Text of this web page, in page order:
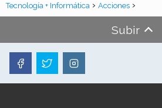
Tecnología + Informática Acciones
Subir